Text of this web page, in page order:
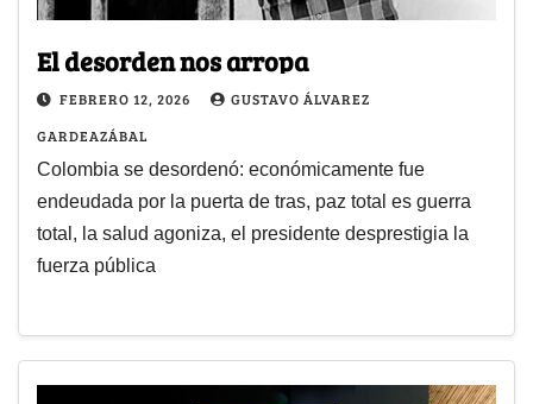
El desorden nos arropa
FEBRERO 12, 2026
GUSTAVO ÁLVAREZ
GARDEAZÁBAL
Colombia se desordenó: económicamente fue
endeudada por la puerta de tras, paz total es guerra
total, la salud agoniza, el presidente desprestigia la
fuerza pública